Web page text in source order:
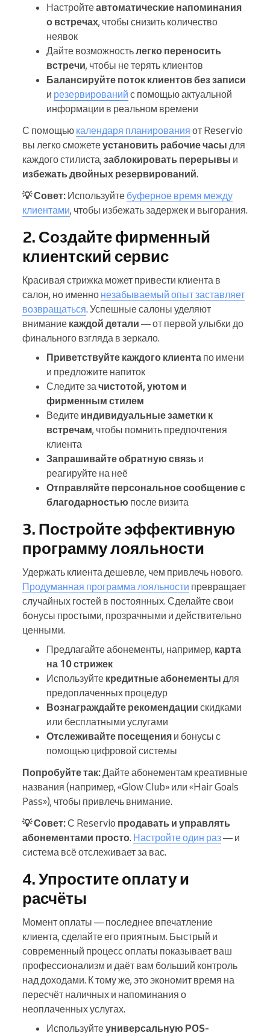
Настройтеавтоматические напоминания
о встречах, чтобы снизить количество
неявок
Дайте возможностьлегко переносить
встречи, чтобы не терять клиентов
Балансируйте поток клиентов без записи
и резервирований с помощью актуальной
информации в реальном времени
С помощью календаря планирования от Reservio
вы легко сможетеустановить рабочие часы для
каждого стилиста, заблокировать перерывы и
избежать двойных резервирований.
💡 Совет: Используйте буферное время между
клиентами, чтобы избежать задержек и выгорания.
2. Создайте фирменный
клиентский сервис
Красивая стрижка может привести клиента в
салон, но именно незабываемый опыт заставляет
возвращаться. Успешные салоны уделяют
внимание каждой детали — от первой улыбки до
финального взгляда в зеркало.
Приветствуйте каждого клиента по имени
и предложите напиток
Следите зачистотой, уютом и
фирменным стилем
Ведите индивидуальные заметки к
встречам, чтобы помнить предпочтения
клиента
Запрашивайте обратную связь и
реагируйте на неё
Отправляйте персональное сообщение с
благодарностью после визита
3. Постройте эффективную
программу лояльности
Удержать клиента дешевле, чем привлечь нового.
Продуманная программа лояльности превращает
случайных гостей в постоянных. Сделайте свои
бонусы простыми, прозрачными и действительно
ценными.
Предлагайте абонементы, например, карта
на 10 стрижек
Используйте кредитные абонементы для
предоплаченных процедур
Вознаграждайте рекомендации скидками
или бесплатными услугами
Отслеживайте посещения и бонусы с
помощью цифровой системы
Попробуйте так:Дайте абонементам креативные
названия (например, «Glow Club» или «Hair Goals
Pass»), чтобы привлечь внимание.
💡 Совет:С Reservio продавать и управлять
абонементами просто. Настройте один раз— и
система всё отслеживает за вас.
4. Упростите оплату и
расчёты
Момент оплаты — последнее впечатление
клиента, сделайте его приятным. Быстрый и
современный процесс оплаты показывает ваш
профессионализм и даёт вам больший контроль
над доходами. К тому же, это экономит время на
пересчёт наличных и напоминания о
неоплаченных услугах.
Используйтеуниверсальную POS-